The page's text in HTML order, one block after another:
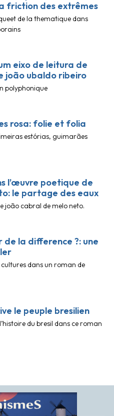
friction des extrêmes
de la thematique dans
eixo de leitura de
joão ubaldo ribeiro
polyphonique
rosa: folie et folia
estórias, guimarães
l’œuvre poetique de
le partage des eaux
joão cabral de melo neto.
la difference ?: une
dans un roman de
le peuple bresilien
du bresil dans ce roman